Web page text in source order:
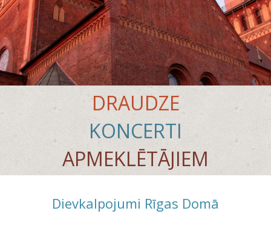
DRAUDZE
KONCERTI
APMEKLĒTĀJIEM
Dievkalpojumi Rīgas Domā